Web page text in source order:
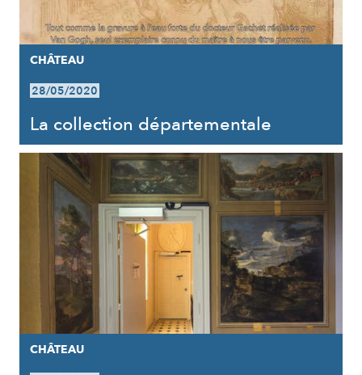
CHÂTEAU
28/05/2020
La collection départementale
CHÂTEAU